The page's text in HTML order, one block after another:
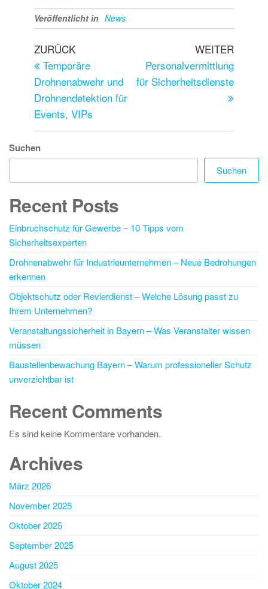
Veröffentlicht in News
ZURÜCK
Temporäre
Drohnenabwehr und
Drohnendetektion für
Events, VIPs
WEITER
Personalvermittlung
für Sicherheitsdienste
Suchen
Suchen
Recent Posts
Einbruchschutz für Gewerbe – 10 Tipps vom
Sicherheitsexperten
Drohnenabwehr für Industrieunternehmen – Neue Bedrohungen
erkennen
Objektschutz oder Revierdienst – Welche Lösung passt zu
Ihrem Unternehmen?
Veranstaltungssicherheit in Bayern – Was Veranstalter wissen
müssen
Baustellenbewachung Bayern – Warum professioneller Schutz
unverzichtbar ist
Recent Comments
Es sind keine Kommentare vorhanden.
Archives
März 2026
November 2025
Oktober 2025
September 2025
August 2025
Oktober 2024